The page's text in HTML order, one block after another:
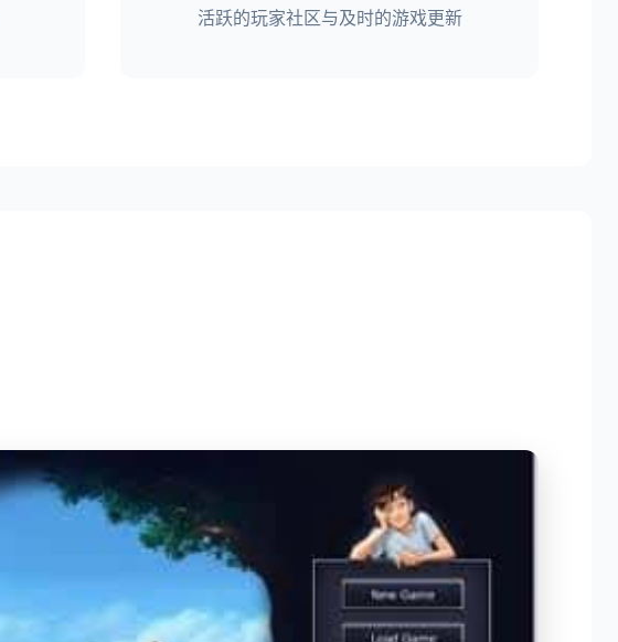
活跃的玩家社区与及时的游戏更新